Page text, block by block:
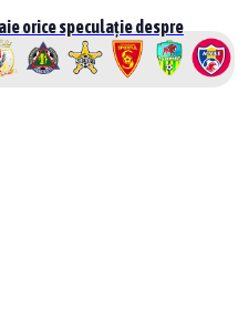
orice speculație despre